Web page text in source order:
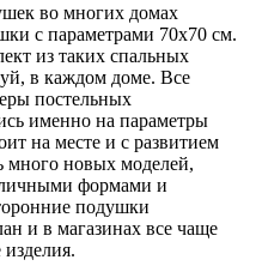
во многих домах
с параметрами 70х70 см.
из таких спальных
в каждом доме. Все
постельных
именно на параметры
на месте и с развитием
новых моделей,
формами и
подушки
и в магазинах все чаще